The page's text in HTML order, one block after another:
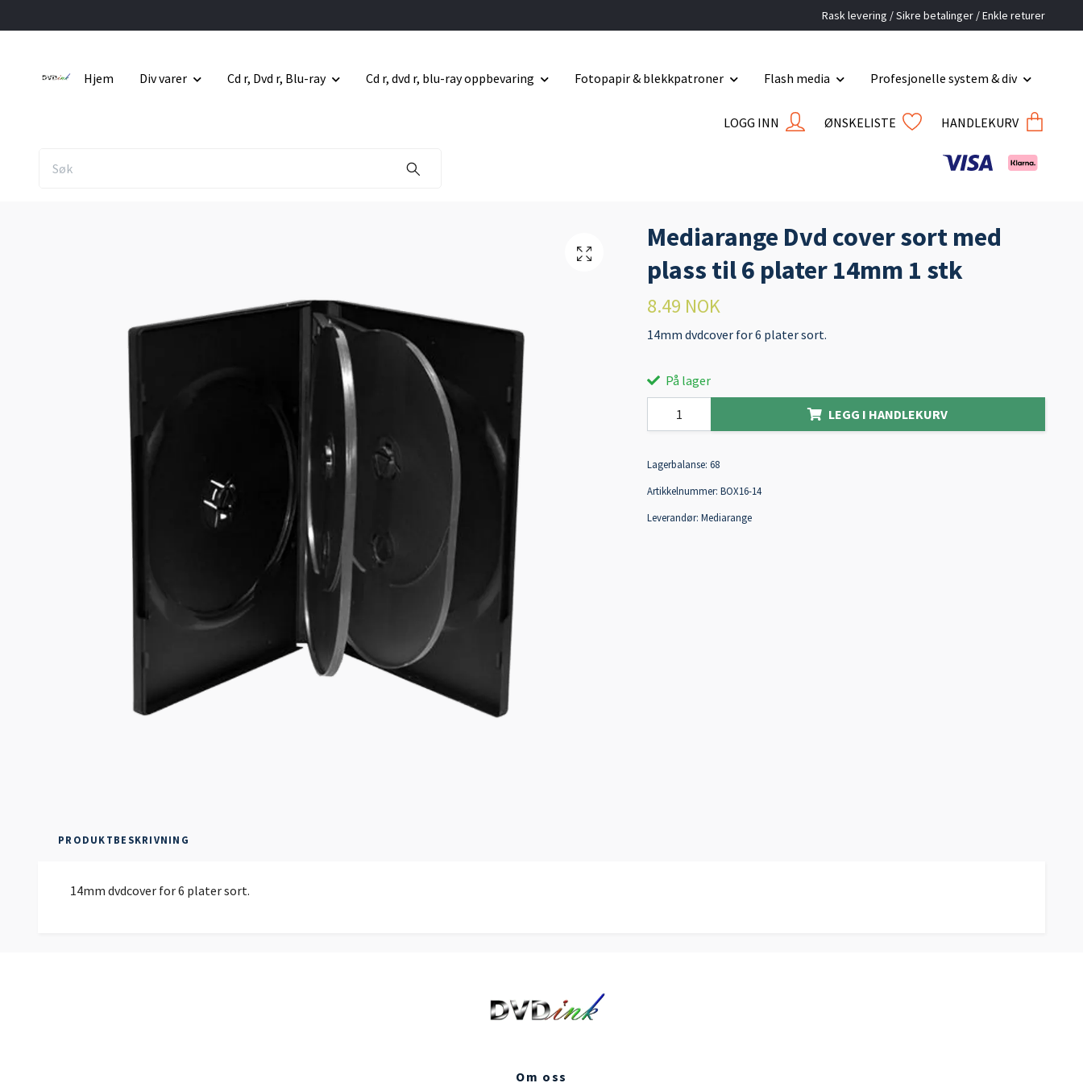
Rask levering / Sikre betalinger / Enkle returer
Hjem Div varer Cd r, Dvd r, Blu-ray Cd r, dvd r, blu-ray oppbevaring Fotopapir & blekkpatroner Flash media Profesjonelle system & div
LOGG INN ØNSKELISTE HANDLEKURV
Mediarange Dvd cover sort med
plass til 6 plater 14mm 1 stk
8.49 NOK
14mm dvdcover for 6 plater sort.
På lager
LEGG I HANDLEKURV
Lagerbalanse: 68
Artikkelnummer: BOX16-14
Leverandør: Mediarange
PRODUKTBESKRIVNING
14mm dvdcover for 6 plater sort.
Om oss